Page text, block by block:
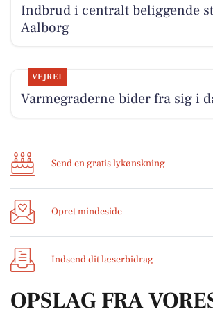
Indbrud i centralt beliggende
Aalborg
VEJRET
Varmegraderne bider fra sig i
Send en gratis lykønskning
Opret mindeside
Indsend dit læserbidrag
OPSLAG FRA